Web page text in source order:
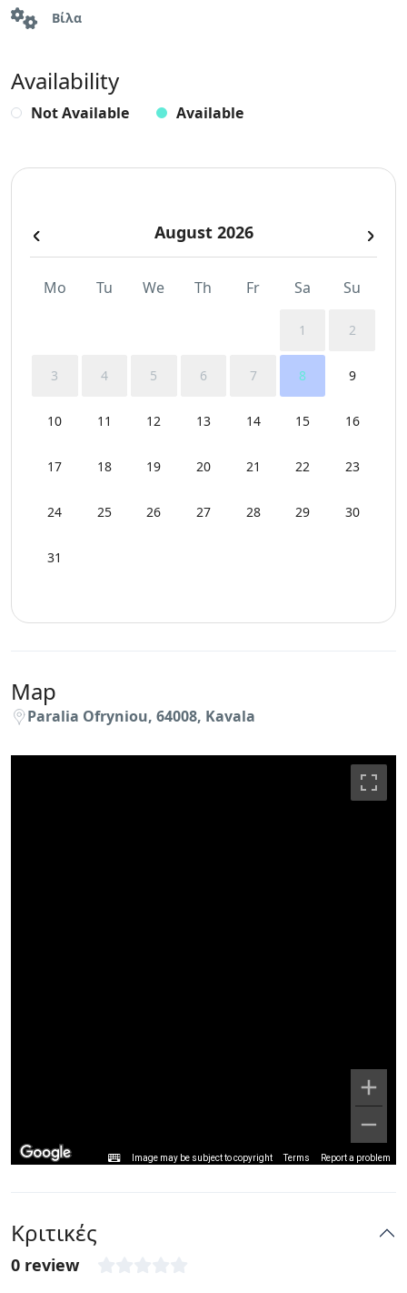
Πετσέτες
Βίλα
Availability
Not Available Available
August 2026
Mo Tu We Th Fr Sa Su
1 2
3 4 5 6 7 8 9
10 11 12 13 14 15 16
17 18 19 20 21 22 23
24 25 26 27 28 29 30
31
Map
Paralia Ofryniou, 64008, Kavala
Image may be subject to copyright Terms Report a problem
Κριτικές
0 review